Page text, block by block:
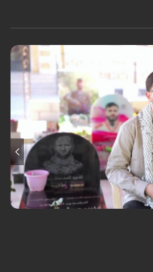
شجاعٌ للحياة تحت وطأة الحرب،
التفجيرات والدمار، فنرى